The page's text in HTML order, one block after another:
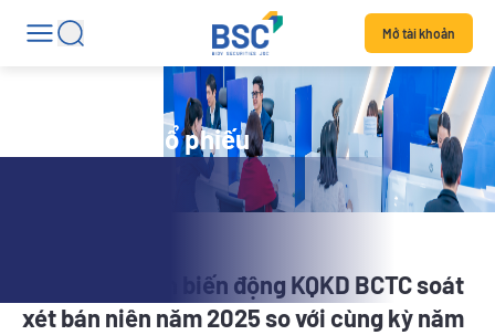
Mở tài khoản
Tin tức mã cổ phiếu
NBB: Giải trình biến động KQKD BCTC soát
xét bán niên năm 2025 so với cùng kỳ năm